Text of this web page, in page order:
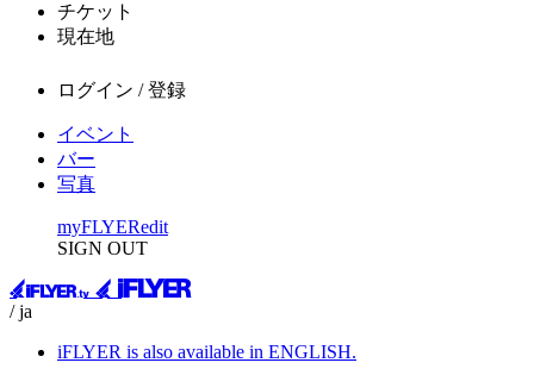
チケット
現在地
ログイン / 登録
イベント
バー
写真
myFLYERedit
SIGN OUT
/ ja
iFLYER is also available in ENGLISH.